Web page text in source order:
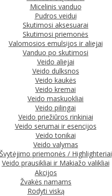
Micelinis vanduo
Pudros veidui
Skutimosi aksesuarai
Skutimosi priemonės
Valomosios emulsijos ir aliejai
Vanduo po skutimosi
Veido aliejai
Veido dulksnos
Veido kaukės
Veido kremai
Veido maskuokliai
Veido pilingai
Veido priežiūros rinkiniai
Veido serumai ir esencijos
Veido tonikai
Veido valymas
Švytėjimo priemonės / Highlighteriai
Veido prausikliai ir Makiažo valikliai
Akcijos
Žvakės namams
Rodyti viską